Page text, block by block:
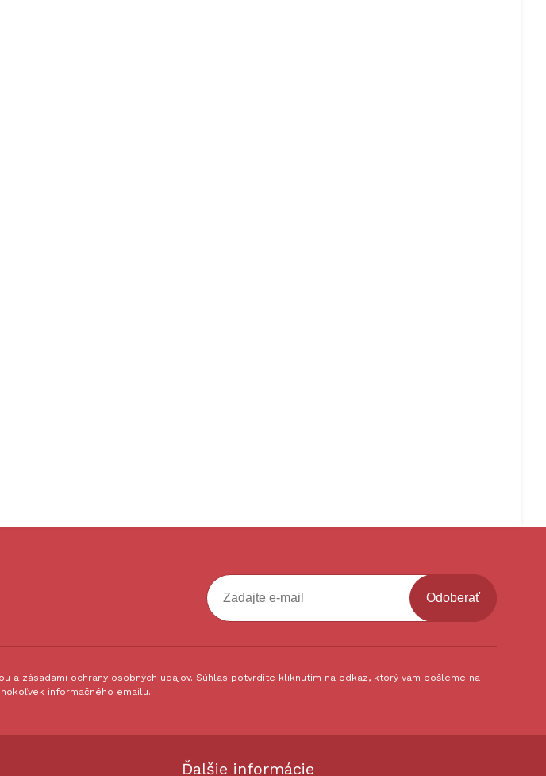
Odoberať
zásadami ochrany osobných údajov. Súhlas potvrdíte kliknutím na odkaz, ktorý vám pošleme na
informačného emailu.
Ďalšie informácie